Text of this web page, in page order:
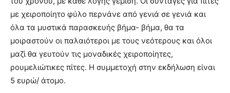
με χειροποίητο φύλο περνάνε από γενιά σε γενιά και
όλα τα μυστικά παρασκευής βήμα- βήμα, θα τα
μοιραστούν οι παλαιότεροι με τους νεότερους και όλοι
μαζί θα γευτούν τις μοναδικές χειροποίητες,
ρουμελιώτικες πίτες. Η συμμετοχή στην εκδήλωση είναι
5 ευρώ/ άτομο.